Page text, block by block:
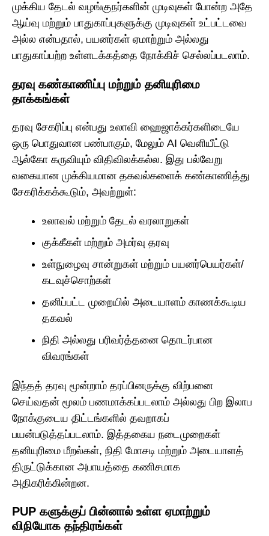
முக்கிய தேடல் வழங்குநர்களின் முடிவுகள் போன்ற அதே
ஆய்வு மற்றும் பாதுகாப்புகளுக்கு முடிவுகள் உட்பட்டவை
அல்ல என்பதால், பயனர்கள் ஏமாற்றும் அல்லது
பாதுகாப்பற்ற உள்ளடக்கத்தை நோக்கிச் செல்லப்படலாம்.
தரவு கண்காணிப்பு மற்றும் தனியுரிமை
தாக்கங்கள்
தரவு சேகரிப்பு என்பது உலாவி ஹைஜாக்கர்களிடையே
ஒரு பொதுவான பண்பாகும், மேலும் AI வெளியீட்டு
ஆல்கோ கருவியும் விதிவிலக்கல்ல. இது பல்வேறு
வகையான முக்கியமான தகவல்களைக் கண்காணித்து
சேகரிக்கக்கூடும், அவற்றுள்:
உலாவல் மற்றும் தேடல் வரலாறுகள்
குக்கீகள் மற்றும் அமர்வு தரவு
உள்நுழைவு சான்றுகள் மற்றும் பயனர்பெயர்கள்/
கடவுச்சொற்கள்
தனிப்பட்ட முறையில் அடையாளம் காணக்கூடிய
தகவல்
நிதி அல்லது பரிவர்த்தனை தொடர்பான
விவரங்கள்
இந்தத் தரவு மூன்றாம் தரப்பினருக்கு விற்பனை
செய்வதன் மூலம் பணமாக்கப்படலாம் அல்லது பிற இலாப
நோக்குடைய திட்டங்களில் தவறாகப்
பயன்படுத்தப்படலாம். இத்தகைய நடைமுறைகள்
தனியுரிமை மீறல்கள், நிதி மோசடி மற்றும் அடையாளத்
திருட்டுக்கான அபாயத்தை கணிசமாக
அதிகரிக்கின்றன.
PUP களுக்குப் பின்னால் உள்ள ஏமாற்றும்
விநியோக தந்திரங்கள்